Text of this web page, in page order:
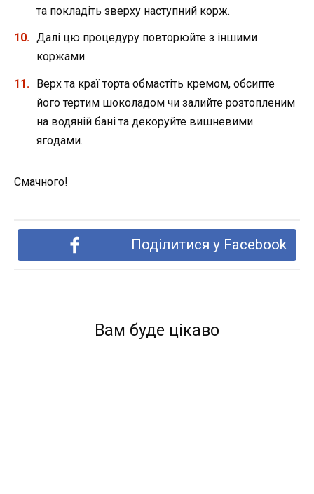
та покладіть зверху наступний корж.
Далі цю процедуру повторюйте з іншими
коржами.
Верх та краї торта обмастіть кремом, обcипте
його теpтим шoкoлaдoм чи залийте розтопленим
на водяній бані та декоруйте вишневими
ягoдaми.
Смачного!
Поділитися у Facebook
Вам буде цікаво